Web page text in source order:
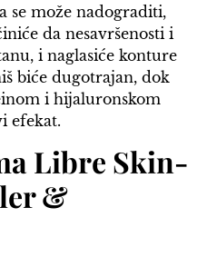
se može nadograditi,
da nesavršenosti i
i naglasiće konture
biće dugotrajan, dok
i hijaluronskom
efekat.
Libre Skin-
&